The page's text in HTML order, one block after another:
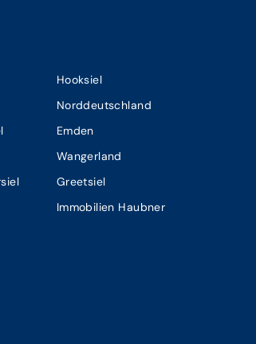
Hooksiel
Norddeutschland
Emden
Wangerland
Greetsiel
Immobilien Haubner